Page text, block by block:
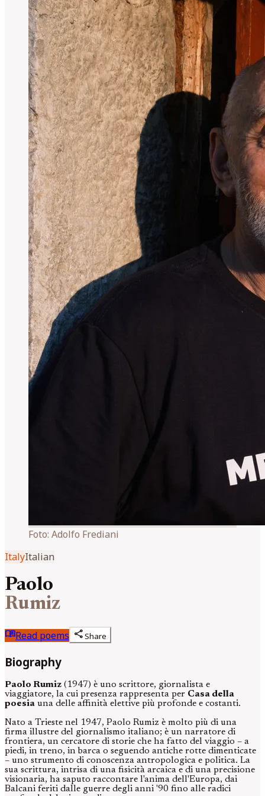
Foto: Adolfo Frediani
ItalyItalian
Paolo
Rumiz
menu_bookRead poems shareShare
Biography
Paolo Rumiz (1947) è uno scrittore, giornalista e
viaggiatore, la cui presenza rappresenta per Casa della
poesia una delle affinità elettive più profonde e costanti.
Nato a Trieste nel 1947, Paolo Rumiz è molto più di una
firma illustre del giornalismo italiano; è un narratore di
frontiera, un cercatore di storie che ha fatto del viaggio – a
piedi, in treno, in barca o seguendo antiche rotte dimenticate
– uno strumento di conoscenza antropologica e politica. La
sua scrittura, intrisa di una fisicità arcaica e di una precisione
visionaria, ha saputo raccontare l'anima dell'Europa, dai
Balcani feriti dalle guerre degli anni '90 fino alle radici